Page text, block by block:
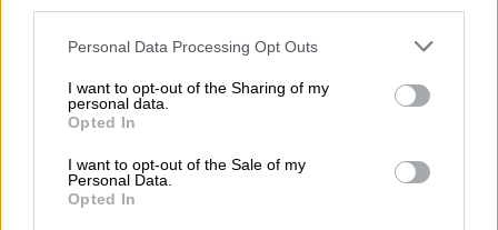
Please note that this website/app uses one or more Google
not limited to your visit or usage behaviour. You may click to
grant or deny consent to Google and its third-party tags to
use your data for below specified purposes in below Google
consent section.
Personal Data Processing Opt Outs
I want to opt-out of the Sharing of my
personal data.
Opted In
I want to opt-out of the Sale of my
Personal Data.
Opted In
τρία... έργα τέχνης καθώς και τα τρία
τέρματα που πέτυχε ήταν καταπληκτικά. Στο
4' πέρασε την μπάλα με καταπληκτικό τρόπο
στο 33' έκανε μια τρομερή ντρίμπλα εντός
περιοχής προτού εκτελέσει για το 2-0 και